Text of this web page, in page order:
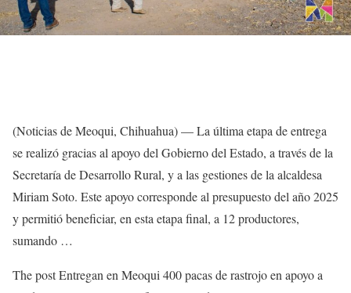
(Noticias de Meoqui, Chihuahua) — La última etapa de entrega
se realizó gracias al apoyo del Gobierno del Estado, a través de la
Secretaría de Desarrollo Rural, y a las gestiones de la alcaldesa
Miriam Soto. Este apoyo corresponde al presupuesto del año 2025
y permitió beneficiar, en esta etapa final, a 12 productores,
sumando …
The post Entregan en Meoqui 400 pacas de rastrojo en apoyo a